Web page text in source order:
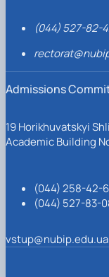
(044) 527-82-
Admissions
19 Horikhuvatskyi
Academic Building
(044) 258-42-
(044) 527-83-
vstup@nubip.edu.ua